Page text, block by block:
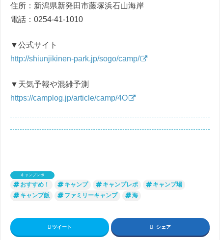
住所：新潟県新発田市藤塚浜石山海岸
電話：0254-41-1010
▼公式サイト
http://shiunjikinen-park.jp/sogo/camp/
▼天気予報や混雑予測
https://camplog.jp/article/camp/4O
キャンプレポ
おすすめ！ キャンプ キャンプレポ
キャンプ場
キャンプ飯
ファミリーキャンプ 海
ツイート シェア